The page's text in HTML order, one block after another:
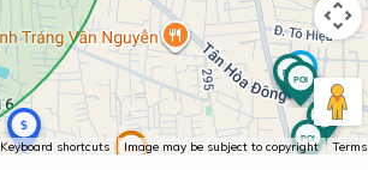
Keyboard shortcuts Image may be subject to copyright Terms